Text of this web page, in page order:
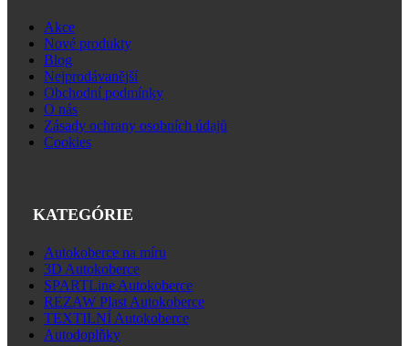
Akce
Nové produkty
Blog
Nejprodávanější
Obchodní podmínky
O nás
Zásady ochrany osobních údajů
Cookies
KATEGÓRIE
Autokoberce na míru
3D Autokoberce
SPARTLine Autokoberce
REZAW Plast Autokoberce
TEXTILNÍ Autokoberce
Autodoplňky